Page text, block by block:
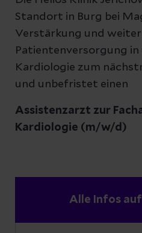
Standort in Burg bei
Verstärkung und
Patientenversorgung
Kardiologie zum
und unbefristet einen
Assistenzarzt zur
Kardiologie (m/w/d)
Alle Infos